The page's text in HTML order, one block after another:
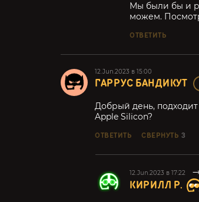
Мы были бы и
можем.
ОТВЕТИТЬ
12.Jun.2023 в 15:00
ГАРРУС БАНДИКУТ
Добрый день,
Apple Silicon?
ОТВЕТИТЬ СВЕРНУТЬ 3
12.Jun.2023 в 17:22
КИРИЛЛ Р.